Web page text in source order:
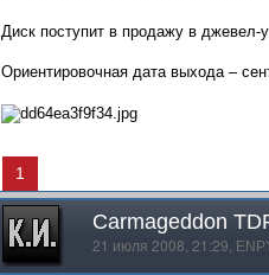
Диск поступит в продажу в джевел-
Ориентировочная дата выхода –
1
Carmageddon
21 июля 2008, 21:29,